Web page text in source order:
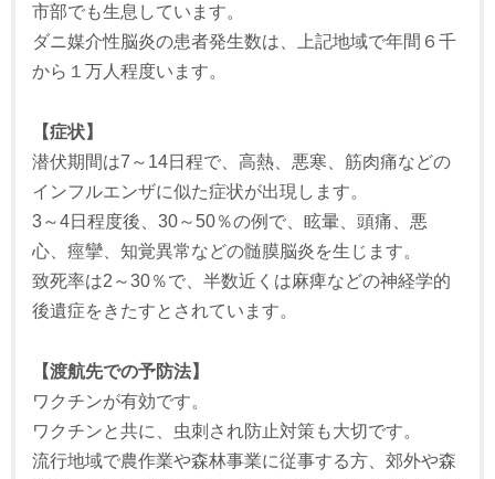
市部でも生息しています。
ダニ媒介性脳炎の患者発生数は、上記地域で年間６千
から１万人程度います。
【症状】
潜伏期間は7～14日程で、高熱、悪寒、筋肉痛などの
インフルエンザに似た症状が出現します。
3～4日程度後、30～50％の例で、眩暈、頭痛、悪
心、痙攣、知覚異常などの髄膜脳炎を生じます。
致死率は2～30％で、半数近くは麻痺などの神経学的
後遺症をきたすとされています。
【渡航先での予防法】
ワクチンが有効です。
ワクチンと共に、虫刺され防止対策も大切です。
流行地域で農作業や森林事業に従事する方、郊外や森